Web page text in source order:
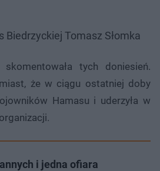
Biedrzyckiej Tomasz Słomka
tych doniesień.
że w ciągu ostatniej doby
Hamasu i uderzyła w
i jedna ofiara